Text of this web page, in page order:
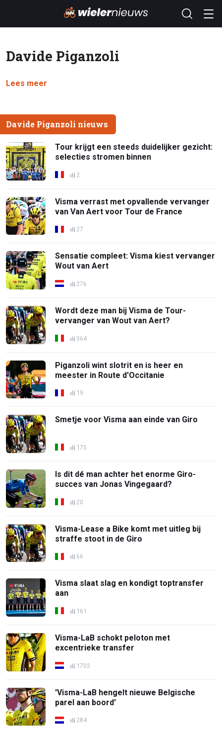
Davide Piganzoli
Lees meer
Davide Piganzoli nieuws
Tour krijgt een steeds duidelijker gezicht:
selecties stromen binnen
2
Visma verrast met opvallende vervanger
van Van Aert voor Tour de France
27
Sensatie compleet: Visma kiest vervanger
Wout van Aert
276
Wordt deze man bij Visma de Tour-
vervanger van Wout van Aert?
364
Piganzoli wint slotrit en is heer en
meester in Route d'Occitanie
19
Smetje voor Visma aan einde van Giro
175
Is dit dé man achter het enorme Giro-
succes van Jonas Vingegaard?
20
Visma-Lease a Bike komt met uitleg bij
straffe stoot in de Giro
66
Visma slaat slag en kondigt toptransfer
aan
161
Visma-LaB schokt peloton met
excentrieke transfer
1702
'Visma-LaB hengelt nieuwe Belgische
parel aan boord'
284